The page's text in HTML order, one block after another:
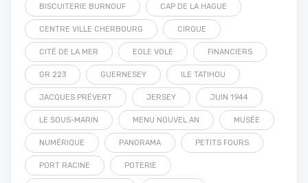
BISCUITERIE BURNOUF CAP DE LA HAGUE
CENTRE VILLE CHERBOURG CIRQUE
CITÉ DE LA MER EOLE VOLE FINANCIERS
GR 223 GUERNESEY ILE TATIHOU
JACQUES PRÉVERT JERSEY JUIN 1944
LE SOUS-MARIN MENU NOUVEL AN MUSÉE
NUMÉRIQUE PANORAMA PETITS FOURS
PORT RACINE POTERIE